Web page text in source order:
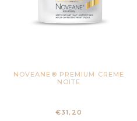
NOVEANE® PREMIUM CREME
NOITE
€31,20